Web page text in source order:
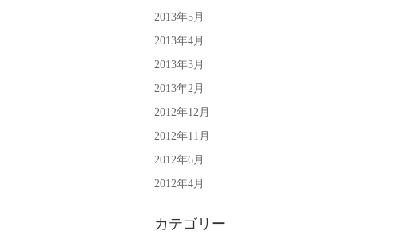
2013年5月
2013年4月
2013年3月
2013年2月
2012年12月
2012年11月
2012年6月
2012年4月
カテゴリー